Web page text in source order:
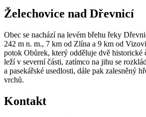
Želechovice nad Dřevnicí
Obec se nachází na levém břehu řeky
242 m n. m., 7 km od Zlína a 9 km od
potok Obůrek, který odděluje dvě historické
leží v severní části, zatímco na jihu se
a pasekářské usedlosti, dále pak zalesněný
vrchů.
Kontakt